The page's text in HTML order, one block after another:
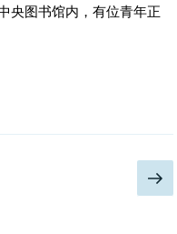
央图书馆内，有位青年正
下
一